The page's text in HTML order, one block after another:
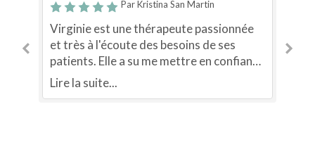
Par Kristina San Martin
Virginie est une thérapeute passionnée
et très à l'écoute des besoins de ses
patients. Elle a su me mettre en confiance
pendant la séance et me donner de
Lire la suite...